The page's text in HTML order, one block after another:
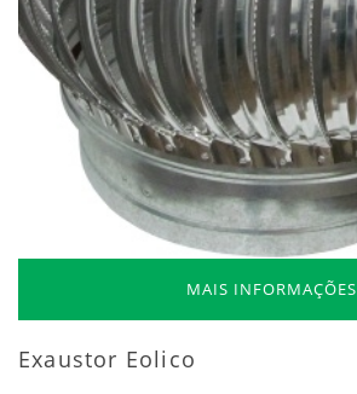
MAIS INFORMAÇÕES
Exaustor Eolico